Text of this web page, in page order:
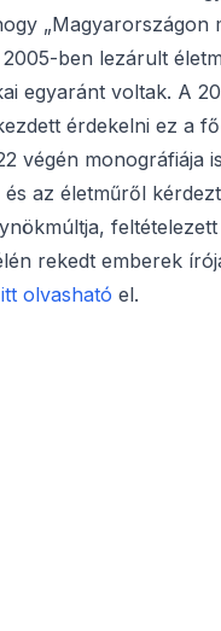
„Magyarországon
ben lezárult
egyaránt voltak. A
érdekelni ez a
végén monográfiája
az életműről
rekedt emberek
itt olvasható el.